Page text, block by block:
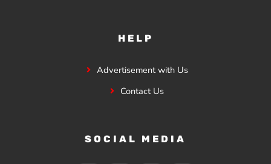
HELP
Advertisement with Us
Contact Us
SOCIAL MEDIA